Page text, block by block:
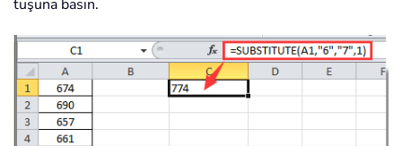
tuşuna basın.